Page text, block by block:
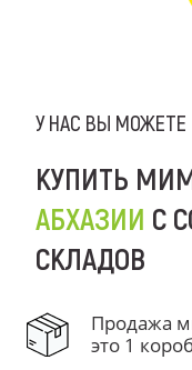
У НАС ВЫ МОЖЕТЕ
КУПИТЬ
АБХАЗИИ С
СКЛАДОВ
Продажа
это 1